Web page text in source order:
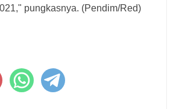
pungkasnya. (Pendim/Red)